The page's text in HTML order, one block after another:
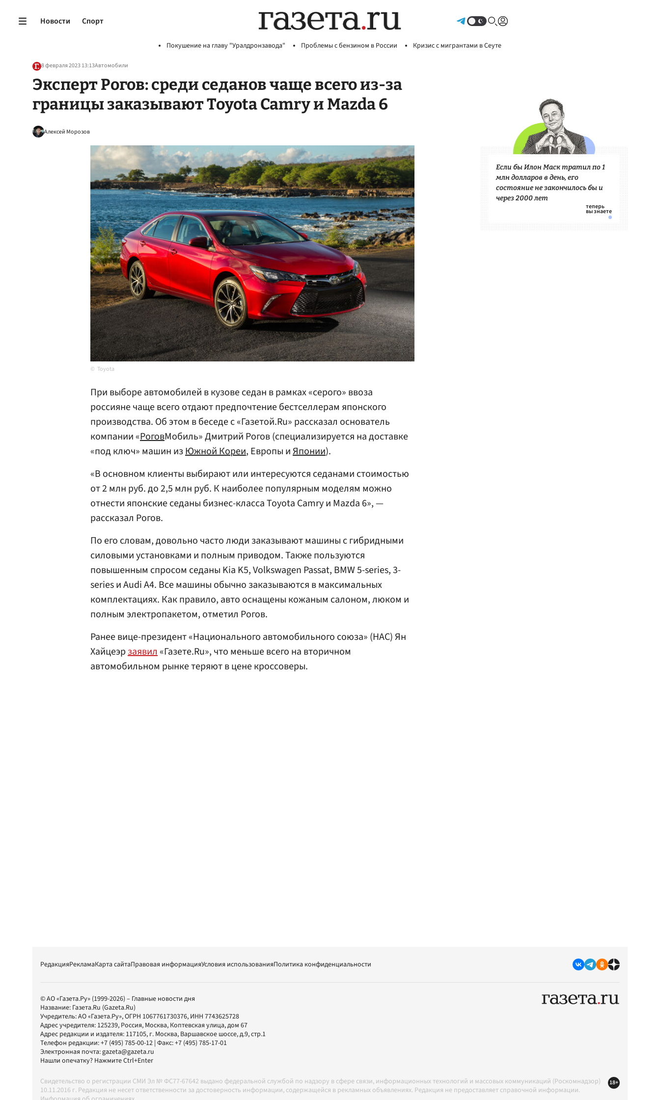
Новости Спорт
Покушение на главу "Уралдронзавода" Проблемы с бензином в России Кризис с мигрантами в Сеуте
8 февраля 2023 13:13Автомобили
Эксперт Рогов: среди седанов чаще всего из-за
границы заказывают Toyota Camry и Mazda 6
Алексей Морозов
Toyota
При выборе автомобилей в кузове седан в рамках «серого» ввоза
россияне чаще всего отдают предпочтение бестселлерам японского
производства. Об этом в беседе с «Газетой.Ru» рассказал основатель
компании «РоговМобиль» Дмитрий Рогов (специализируется на доставке
«под ключ» машин изЮжной Кореи, Европы иЯпонии).
«В основном клиенты выбирают или интересуются седанами стоимостью
от 2 млн руб. до 2,5 млн руб. К наиболее популярным моделям можно
отнести японские седаны бизнес-класса Toyota Camry и Mazda 6», —
рассказал Рогов.
По его словам, довольно часто люди заказывают машины с гибридными
силовыми установками и полным приводом. Также пользуются
повышенным спросом седаны Kia K5, Volkswagen Passat, BMW 5-series, 3-
series и Audi A4. Все машины обычно заказываются в максимальных
комплектациях. Как правило, авто оснащены кожаным салоном, люком и
полным электропакетом, отметил Рогов.
Ранее вице-президент «Национального автомобильного союза» (НАС) Ян
Хайцеэрзаявил«Газете.Ru», что меньше всего на вторичном
автомобильном рынке теряют в цене кроссоверы.
Если бы Илон Маск тратил по 1
млн долларов в день, его
состояние не закончилось бы и
через 2000 лет
РедакцияРекламаКарта сайтаПравовая информацияУсловия использованияПолитика конфиденциальности
© АО «Газета.Ру» (1999-2026) – Главные новости дня
Название: Газета.Ru (Gazeta.Ru)
Учредитель:АО «Газета.Ру», ОГРН 1067761730376, ИНН 7743625728
Адрес учредителя: 125239, Россия, Москва, Коптевская улица, дом 67
Адрес редакции и издателя: 117105, г. Москва, Варшавское шоссе, д.9, стр.1
Телефон редакции:+7 (495) 785-00-12 | Факс:+7 (495) 785-17-01
Электронная почта:gazeta@gazeta.ru
Нашли опечатку? Нажмите Ctrl+Enter
Свидетельство о регистрации СМИ Эл № ФС77-67642 выдано федеральной службой по надзору в сфере связи, информационных технологий и массовых коммуникаций (Роскомнадзор)
10.11.2016 г. Редакция не несет ответственности за достоверность информации, содержащейся в рекламных объявлениях. Редакция не предоставляет справочной информации.
18+